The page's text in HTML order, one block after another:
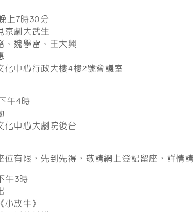
上7時30分
京劇大武生
、魏學雷、王大興
化中心行政大樓4樓2號會議室
午4時
化中心大劇院後台
位有限，先到先得，敬請網上登記留座，詳情
午3時
小放牛》